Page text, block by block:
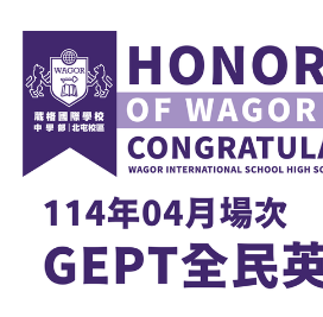
CITIZENSHIP
這
裡